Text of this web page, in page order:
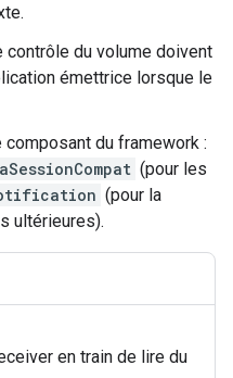
du volume doivent
émettrice lorsque le
du framework :
(pour les
(pour la
ultérieures).
en train de lire du